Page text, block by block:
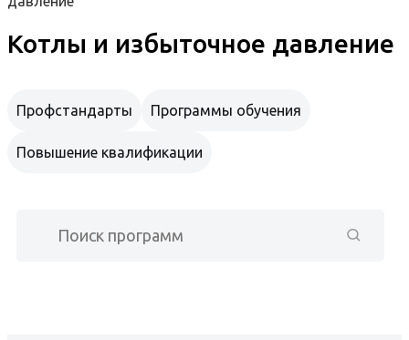
Котлы и избыточное давление
Профстандарты Программы обучения
Повышение квалификации